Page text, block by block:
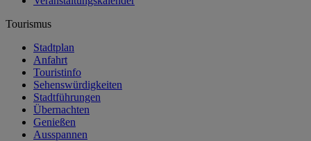
Tourismus
Stadtplan
Anfahrt
Touristinfo
Sehenswürdigkeiten
Stadtführungen
Übernachten
Genießen
Ausspannen